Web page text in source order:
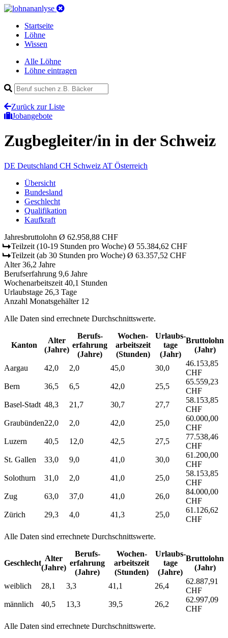
Startseite
Löhne
Wissen
Alle Löhne
Löhne eintragen
Zurück zur Liste
Jobangebote
Zugbegleiter/in in der Schweiz
DE Deutschland CH Schweiz AT Österreich
Übersicht
Bundesland
Geschlecht
Qualifikation
Kaufkraft
Jahresbruttolohn Ø 62.958,88 CHF
Teilzeit (10-19 Stunden pro Woche) Ø 55.384,62 CHF
Teilzeit (ab 30 Stunden pro Woche) Ø 63.357,52 CHF
Alter 36,2 Jahre
Berufserfahrung 9,6 Jahre
Wochenarbeitszeit 40,1 Stunden
Urlaubstage 26,3 Tage
Anzahl Monatsgehälter 12
Alle Daten sind errechnete Durchschnittswerte.
Kanton
Alter
(Jahre)
Berufs­
erfahrung
(Jahre)
Wochen­
arbeitszeit
(Stunden)
Urlaubs­
tage
(Jahr)
Bruttolohn
(Jahr)
Aargau 42,0 2,0 45,0 30,0
46.153,85
CHF
Bern
36,5 6,5 42,0 25,5
65.559,23
CHF
Basel-Stadt 48,3 21,7 30,7 27,7
58.153,85
CHF
Graubünden22,0 2,0 42,0 25,0
60.000,00
CHF
Luzern
40,5 12,0 42,5 27,5
77.538,46
CHF
St. Gallen
33,0 9,0 41,0 30,0
61.200,00
CHF
Solothurn
31,0 2,0 41,0 25,0
58.153,85
CHF
Zug
63,0 37,0 41,0 26,0
84.000,00
CHF
Zürich
29,3 4,0 41,3 25,0
61.126,62
CHF
Alle Daten sind errechnete Durchschnittswerte.
Geschlecht
Alter
(Jahre)
Berufs­
erfahrung
(Jahre)
Wochen­
arbeitszeit
(Stunden)
Urlaubs­
tage
(Jahre)
Bruttolohn
(Jahr)
weiblich 28,1 3,3 41,1 26,4
62.887,91
CHF
männlich
40,5 13,3 39,5 26,2
62.997,09
CHF
Alle Daten sind errechnete Durchschnittswerte.